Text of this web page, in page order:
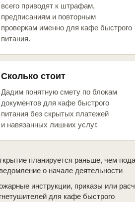
всего приводят к штрафам,
предписаниям и повторным
проверкам именно для кафе быстрого
питания.
Сколько стоит
Дадим понятную смету по блокам
документов для кафе быстрого
питания без скрытых платежей
и навязанных лишних услуг.
планируется раньше, чем
о начале деятельности
инструкции, приказы или
для кафе быстрого